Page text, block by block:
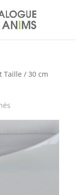
Taille /30 cm